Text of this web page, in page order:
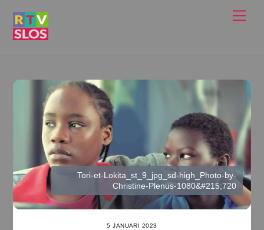
Tori-et-Lokita_st_9_jpg_sd-high_Photo-by-
Christine-Plenus-1080&#215;720
5 JANUARI 2023